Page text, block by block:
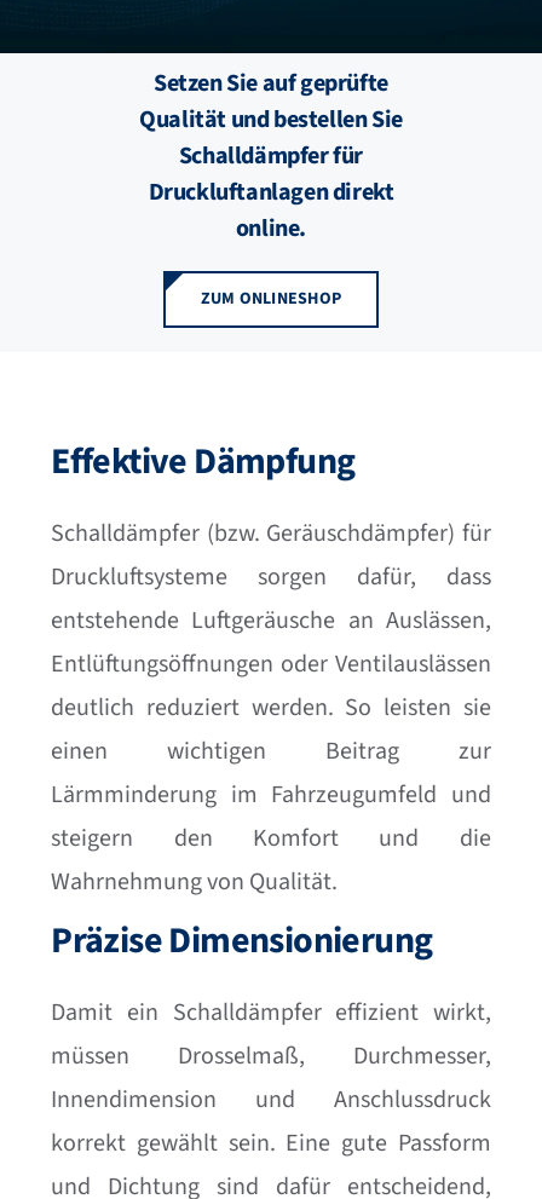
KATALOGE
Setzen Sie auf geprüfte
Qualität und bestellen Sie
Schalldämpfer für
Druckluftanlagen direkt
online.
ZUM ONLINESHOP
Effektive Dämpfung
Schalldämpfer (bzw. Geräuschdämpfer) für
Druckluftsysteme sorgen dafür, dass
entstehende Luftgeräusche an Auslässen,
Entlüftungsöffnungen oder Ventilauslässen
deutlich reduziert werden. So leisten sie
einen wichtigen Beitrag zur
Lärmminderung im Fahrzeugumfeld und
steigern den Komfort und die
Wahrnehmung von Qualität.
Präzise Dimensionierung
Damit ein Schalldämpfer effizient wirkt,
müssen Drosselmaß, Durchmesser,
Innendimension und Anschlussdruck
korrekt gewählt sein. Eine gute Passform
und Dichtung sind dafür entscheidend,